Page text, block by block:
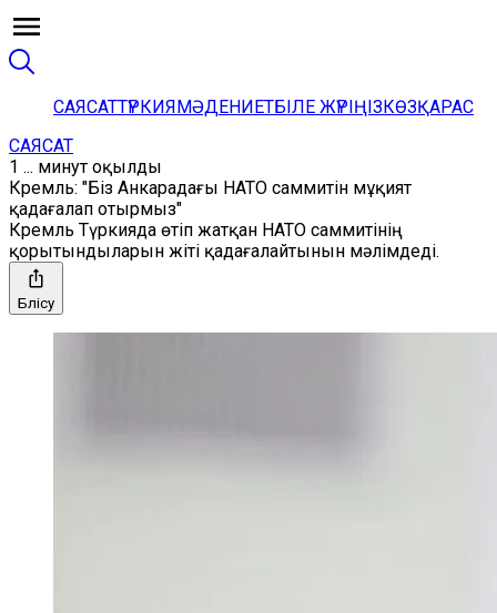
САЯСАТТҮРКИЯМӘДЕНИЕТБІЛЕ ЖҮРІҢІЗКӨЗҚАРАС
САЯСАТ
1 ... минут оқылды
Кремль: "Біз Анкарадағы НАТО саммитін мұқият
қадағалап отырмыз"
Кремль Түркияда өтіп жатқан НАТО саммитінің
қорытындыларын жіті қадағалайтынын мәлімдеді.
Бөлісу